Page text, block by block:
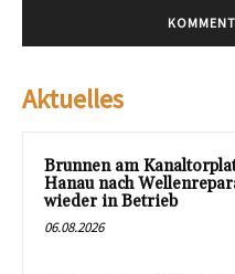
Aktuelles
Brunnen am
Hanau nach
wieder in Betrieb
06.08.2026